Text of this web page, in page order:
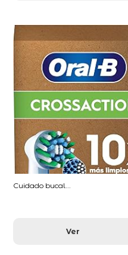
Cuidado bucal...
Ver